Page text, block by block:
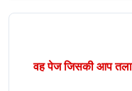
वह पेज जिसकी आप